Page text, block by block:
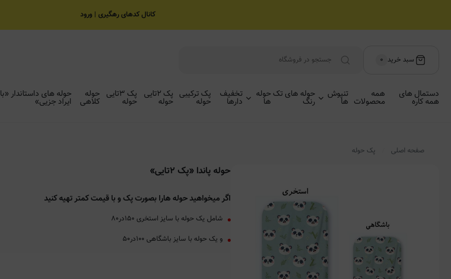
کانال کدهای رهگیری | ورود
سبد خرید ۰
دستمال های
همه کاره
همه
محصولات
تنپوش
ها
حوله های تک
رنگ
حوله
ها
تخفیف
دارها
پک ترکیبی
حوله
پک ۲تایی
حوله
پک ۳تایی
حوله
حوله
کلاهی
حوله های داستاندار «با
ایراد جزیی»
صفحه اصلی پک حوله
حوله پاندا «پک ۲تایی»
اگر میخواهید حوله هارا بصورت پک و با قیمت کمتر تهیه کنید
شامل یک حوله با سایز استخری ۱۵۰در۸۰
و یک حوله با سایز باشگاهی ۱۰۰در۵۰